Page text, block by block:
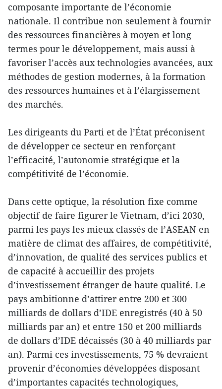
composante importante de l’économie
nationale. Il contribue non seulement à fournir
des ressources financières à moyen et long
termes pour le développement, mais aussi à
favoriser l’accès aux technologies avancées, aux
méthodes de gestion modernes, à la formation
des ressources humaines et à l’élargissement
des marchés.
Les dirigeants du Parti et de l’État préconisent
de développer ce secteur en renforçant
l’efficacité, l’autonomie stratégique et la
compétitivité de l’économie.
Dans cette optique, la résolution fixe comme
objectif de faire figurer le Vietnam, d’ici 2030,
parmi les pays les mieux classés de l’ASEAN en
matière de climat des affaires, de compétitivité,
d’innovation, de qualité des services publics et
de capacité à accueillir des projets
d’investissement étranger de haute qualité. Le
pays ambitionne d’attirer entre 200 et 300
milliards de dollars d’IDE enregistrés (40 à 50
milliards par an) et entre 150 et 200 milliards
de dollars d’IDE décaissés (30 à 40 milliards par
an). Parmi ces investissements, 75 % devraient
provenir d’économies développées disposant
d’importantes capacités technologiques,